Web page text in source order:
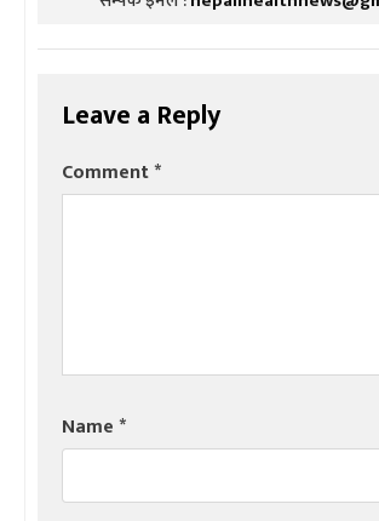
Leave a Reply
Comment*
Name*